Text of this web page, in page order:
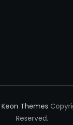
Keon Themes
Reserved.